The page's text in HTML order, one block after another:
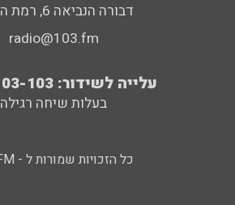
דבורה הנביאה 6, רמת השרון
radio@103.fm
עלייה לשידור: 0552-103-103
בעלות שיחה רגילה
כל הזכויות שמורות ל - 103FM